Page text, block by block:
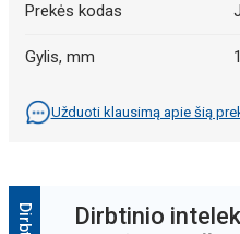
Prekės kodas
Gylis, mm
Užduoti klausimą apie šią
Dirbtinio